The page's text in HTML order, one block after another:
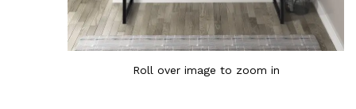
Roll over image to zoom in